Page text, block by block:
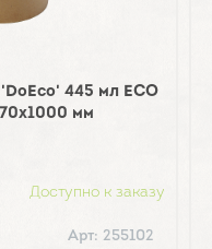
445 мл ECO
мм
Доступно к заказу
Арт: 255102